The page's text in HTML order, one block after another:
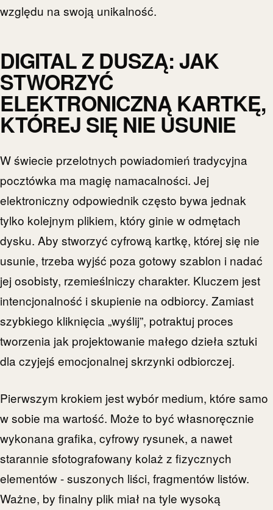
względu na swoją unikalność.
DIGITAL Z DUSZĄ: JAK
STWORZYĆ
ELEKTRONICZNĄ KARTKĘ,
KTÓREJ SIĘ NIE USUNIE
W świecie przelotnych powiadomień tradycyjna
pocztówka ma magię namacalności. Jej
elektroniczny odpowiednik często bywa jednak
tylko kolejnym plikiem, który ginie w odmętach
dysku. Aby stworzyć cyfrową kartkę, której się nie
usunie, trzeba wyjść poza gotowy szablon i nadać
jej osobisty, rzemieślniczy charakter. Kluczem jest
intencjonalność i skupienie na odbiorcy. Zamiast
szybkiego kliknięcia „wyślij”, potraktuj proces
tworzenia jak projektowanie małego dzieła sztuki
dla czyjejś emocjonalnej skrzynki odbiorczej.
Pierwszym krokiem jest wybór medium, które samo
w sobie ma wartość. Może to być własnoręcznie
wykonana grafika, cyfrowy rysunek, a nawet
starannie sfotografowany kolaż z fizycznych
elementów - suszonych liści, fragmentów listów.
Ważne, by finalny plik miał na tyle wysoką